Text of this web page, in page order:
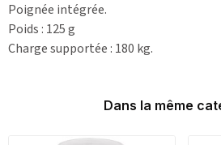
Poignée intégrée.
Poids : 125 g
Charge supportée : 180 kg.
Dans la même